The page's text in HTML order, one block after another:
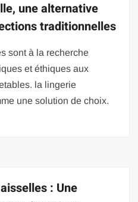
une alternative
traditionnelles
sont à la recherche
et éthiques aux
la lingerie
une solution de choix.
: Une